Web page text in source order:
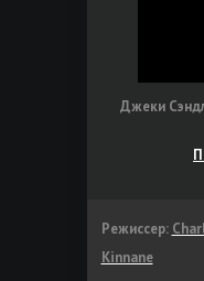
Джеки
Режиссер:
Kinnane